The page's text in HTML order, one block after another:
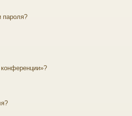
пароля?